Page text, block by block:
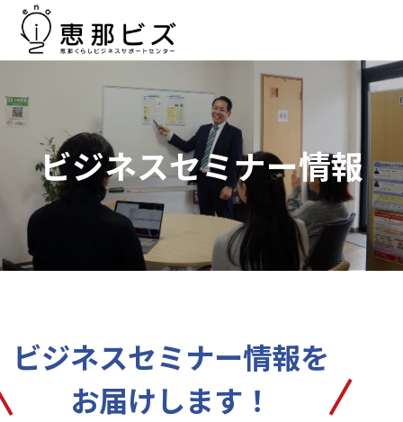
ビジネスセミナー情報
ビジネスセミナー情報を
お届けします！